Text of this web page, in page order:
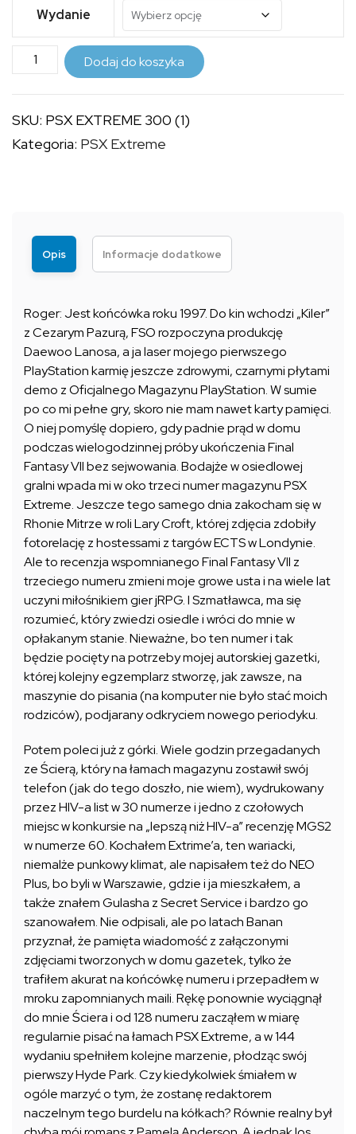
od
15,99 zł
do
19,99 zł
Wydanie
ilość
PSX
300
(1)
Dodaj do koszyka
SKU: PSX EXTREME 300 (1)
Kategoria: PSX Extreme
Opis Informacje dodatkowe
Roger: Jest końcówka roku 1997. Do kin wchodzi „Kiler”
z Cezarym Pazurą, FSO rozpoczyna produkcję
Daewoo Lanosa, a ja laser mojego pierwszego
PlayStation karmię jeszcze zdrowymi, czarnymi płytami
demo z Oficjalnego Magazynu PlayStation. W sumie
po co mi pełne gry, skoro nie mam nawet karty pamięci.
O niej pomyślę dopiero, gdy padnie prąd w domu
podczas wielogodzinnej próby ukończenia Final
Fantasy VII bez sejwowania. Bodajże w osiedlowej
gralni wpada mi w oko trzeci numer magazynu PSX
Extreme. Jeszcze tego samego dnia zakocham się w
Rhonie Mitrze w roli Lary Croft, której zdjęcia zdobiły
fotorelację z hostessami z targów ECTS w Londynie.
Ale to recenzja wspomnianego Final Fantasy VII z
trzeciego numeru zmieni moje growe usta i na wiele lat
uczyni miłośnikiem gier jRPG. I Szmatławca, ma się
rozumieć, który zwiedzi osiedle i wróci do mnie w
opłakanym stanie. Nieważne, bo ten numer i tak
będzie pocięty na potrzeby mojej autorskiej gazetki,
której kolejny egzemplarz stworzę, jak zawsze, na
maszynie do pisania (na komputer nie było stać moich
rodziców), podjarany odkryciem nowego periodyku.
Potem poleci już z górki. Wiele godzin przegadanych
ze Ścierą, który na łamach magazynu zostawił swój
telefon (jak do tego doszło, nie wiem), wydrukowany
przez HIV-a list w 30 numerze i jedno z czołowych
miejsc w konkursie na „lepszą niż HIV-a” recenzję MGS2
w numerze 60. Kochałem Extrime’a, ten wariacki,
niemalże punkowy klimat, ale napisałem też do NEO
Plus, bo byli w Warszawie, gdzie i ja mieszkałem, a
także znałem Gulasha z Secret Service i bardzo go
szanowałem. Nie odpisali, ale po latach Banan
przyznał, że pamięta wiadomość z załączonymi
zdjęciami tworzonych w domu gazetek, tylko że
trafiłem akurat na końcówkę numeru i przepadłem w
mroku zapomnianych maili. Rękę ponownie wyciągnął
do mnie Ściera i od 128 numeru zacząłem w miarę
regularnie pisać na łamach PSX Extreme, a w 144
wydaniu spełniłem kolejne marzenie, płodząc swój
pierwszy Hyde Park. Czy kiedykolwiek śmiałem w
ogóle marzyć o tym, że zostanę redaktorem
naczelnym tego burdelu na kółkach? Równie realny był